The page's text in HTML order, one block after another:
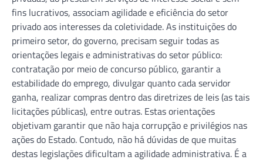
fins lucrativos, associam agilidade e eficiência do setor
privado aos interesses da coletividade. As instituições do
primeiro setor, do governo, precisam seguir todas as
orientações legais e administrativas do setor público:
contratação por meio de concurso público, garantir a
estabilidade do emprego, divulgar quanto cada servidor
ganha, realizar compras dentro das diretrizes de leis (as tais
licitações públicas), entre outras. Estas orientações
objetivam garantir que não haja corrupção e privilégios nas
ações do Estado. Contudo, não há dúvidas de que muitas
destas legislações dificultam a agilidade administrativa. É a